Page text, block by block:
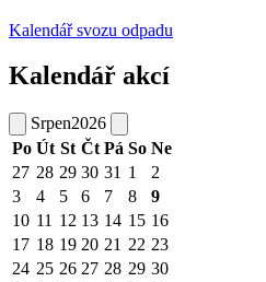
Kalendář svozu odpadu
Kalendář akcí
Srpen2026
Po Út St Čt Pá So Ne
27 28 29 30 31 1
2
3
4 5 6 7 8
9
10 11 12 13 14 15 16
17 18 19 20 21 22 23
24 25 26 27 28 29 30